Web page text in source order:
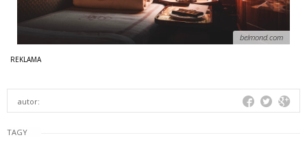
belmond.com
autor:
TAGY